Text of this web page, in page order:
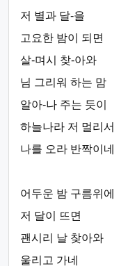
저 별과 달-을
고요한 밤이 되면
살-며시 찾-아와
님 그리워 하는 맘
알아-나 주는 듯이
하늘나라 저 멀리서
나를 오라 반짝이네
어두운 밤 구름위에
저 달이 뜨면
괜시리 날 찾아와
울리고 가네